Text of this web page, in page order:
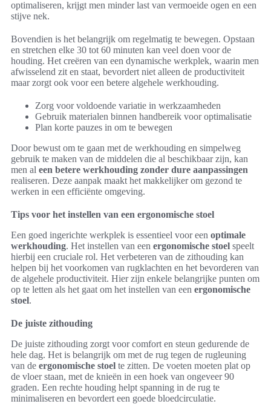
optimaliseren, krijgt men minder last van vermoeide ogen en een
stijve nek.
Bovendien is het belangrijk om regelmatig te bewegen. Opstaan
en stretchen elke 30 tot 60 minuten kan veel doen voor de
houding. Het creëren van een dynamische werkplek, waarin men
afwisselend zit en staat, bevordert niet alleen de productiviteit
maar zorgt ook voor een betere algehele werkhouding.
Zorg voor voldoende variatie in werkzaamheden
Gebruik materialen binnen handbereik voor optimalisatie
Plan korte pauzes in om te bewegen
Door bewust om te gaan met de werkhouding en simpelweg
gebruik te maken van de middelen die al beschikbaar zijn, kan
men al een betere werkhouding zonder dure aanpassingen
realiseren. Deze aanpak maakt het makkelijker om gezond te
werken in een efficiënte omgeving.
Tips voor het instellen van een ergonomische stoel
Een goed ingerichte werkplek is essentieel voor een optimale
werkhouding. Het instellen van een ergonomische stoel speelt
hierbij een cruciale rol. Het verbeteren van de zithouding kan
helpen bij het voorkomen van rugklachten en het bevorderen van
de algehele productiviteit. Hier zijn enkele belangrijke punten om
op te letten als het gaat om het instellen van een ergonomische
stoel.
De juiste zithouding
De juiste zithouding zorgt voor comfort en steun gedurende de
hele dag. Het is belangrijk om met de rug tegen de rugleuning
van de ergonomische stoel te zitten. De voeten moeten plat op
de vloer staan, met de knieën in een hoek van ongeveer 90
graden. Een rechte houding helpt spanning in de rug te
minimaliseren en bevordert een goede bloedcirculatie.